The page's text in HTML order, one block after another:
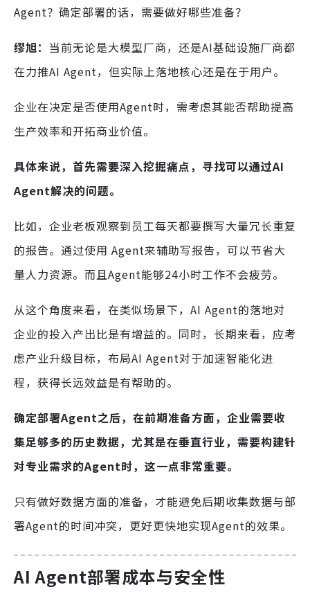
Agent？确定部署的话，需要做好哪些准备？
缪旭： 当前无论是大模型厂商，还是AI基础设施厂商都
在力推AI Agent，但实际上落地核心还是在于用户。
企业在决定是否使用Agent时，需考虑其能否帮助提高
生产效率和开拓商业价值。
具体来说，首先需要深入挖掘痛点，寻找可以通过AI
Agent解决的问题。
比如，企业老板观察到员工每天都要撰写大量冗长重复
的报告。通过使用 Agent来辅助写报告，可以节省大
量人力资源。而且Agent能够24小时工作不会疲劳。
从这个角度来看，在类似场景下，AI Agent的落地对
企业的投入产出比是有增益的。同时，长期来看，应考
虑产业升级目标，布局AI Agent对于加速智能化进
程，获得长远效益是有帮助的。
确定部署Agent之后，在前期准备方面，企业需要收
集足够多的历史数据，尤其是在垂直行业，需要构建针
对专业需求的Agent时，这一点非常重要。
只有做好数据方面的准备，才能避免后期收集数据与部
署Agent的时间冲突，更好更快地实现Agent的效果。
AI Agent部署成本与安全性